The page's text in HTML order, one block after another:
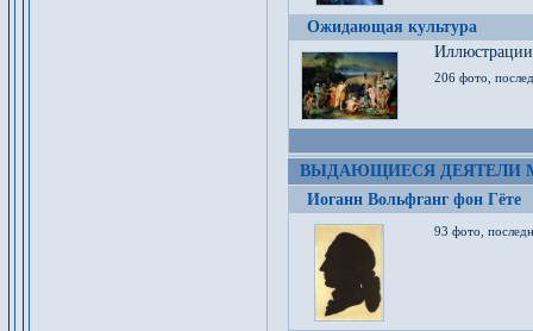
Ожидающая культура
206 фото,
ВЫДАЮЩИЕСЯ ДЕЯТЕЛИ
Иоганн Вольфганг фон Гёте
93 фото,